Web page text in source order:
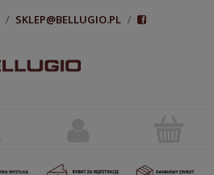
/ SKLEP@BELLUGIO.PL /